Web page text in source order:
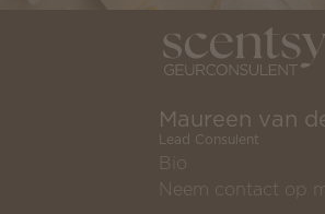
Maureen van
Lead Consulent
Bio
Neem contact op